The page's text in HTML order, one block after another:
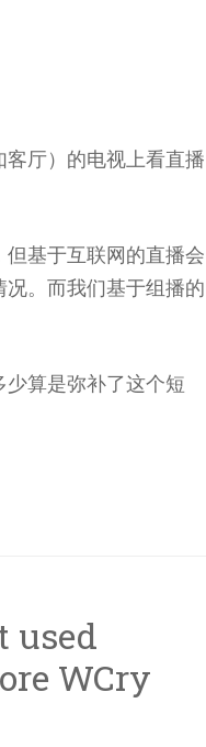
厅）的电视上看直播
基于互联网的直播会
。而我们基于组播的
算是弥补了这个短
used
WCry